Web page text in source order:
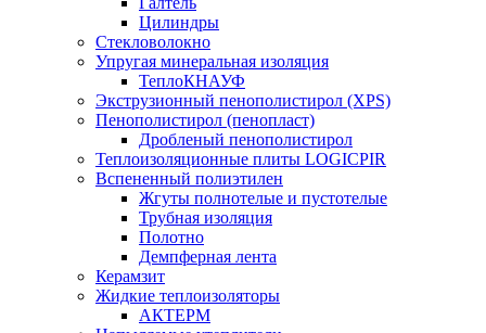
Цилиндры
Стекловолокно
Упругая минеральная изоляция
ТеплоКНАУФ
Экструзионный пенополистирол (XPS)
Пенополистирол (пенопласт)
Дробленый пенополистирол
Теплоизоляционные плиты LOGICPIR
Вспененный полиэтилен
Жгуты полнотелые и пустотелые
Трубная изоляция
Полотно
Демпферная лента
Керамзит
Жидкие теплоизоляторы
АКТЕРМ